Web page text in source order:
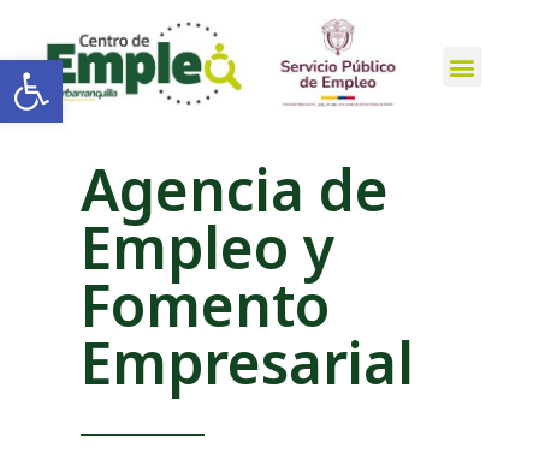
Open toolbar
Agencia de
Empleo y
Fomento
Empresarial